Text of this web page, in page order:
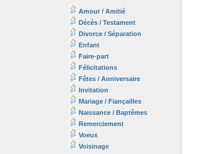
Amour / Amitié
Décès / Testament
Divorce / Séparation
Enfant
Faire-part
Félicitations
Fêtes / Anniversaire
Invitation
Mariage / Fiançailles
Naissance / Baptêmes
Remerciement
Voeux
Voisinage